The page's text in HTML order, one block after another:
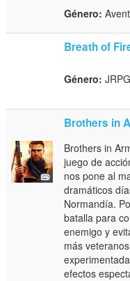
Género:
Breath of
Género:
Brothers in
Brothers in
juego de
nos pone al
dramáticos
Normandía.
batalla para
enemigo y
más
efectos